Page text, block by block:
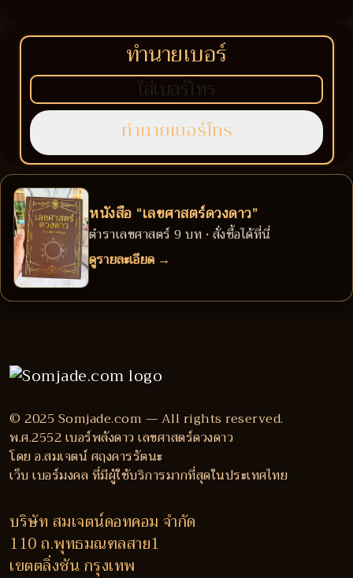
ทำนายเบอร์
หนังสือ “เลขศาสตร์ดวงดาว”
ตำราเลขศาสตร์ 9 บท • สั่งซื้อได้ที่นี่
ดูรายละเอียด →
© 2025 Somjade.com — All rights reserved.
พ.ศ.2552 เบอร์พลังดาว เลขศาสตร์ดวงดาว
โดย อ.สมเจตน์ ศฤงคารรัตนะ
เว็บ เบอร์มงคล ที่มีผู้ใช้บริการมากที่สุดในประเทศไทย
บริษัท สมเจตน์ดอทคอม จำกัด
110 ถ.พุทธมณฑลสาย1
เขตตลิ่งชัน กรุงเทพ